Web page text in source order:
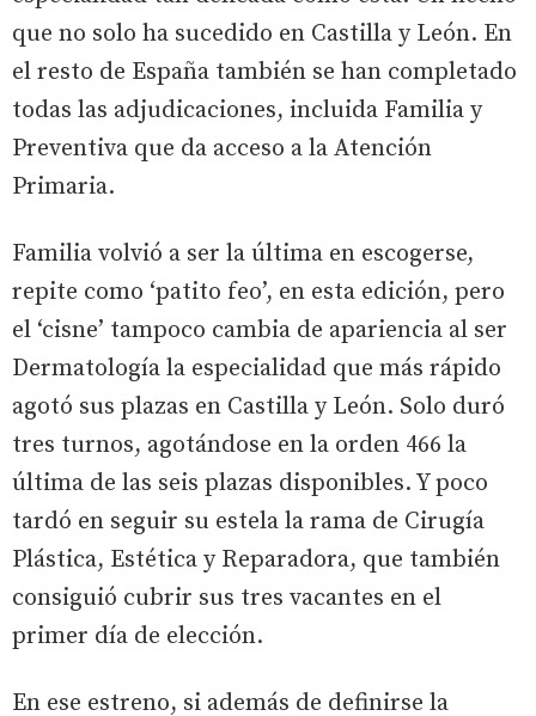
que no solo ha sucedido en Castilla y León. En
el resto de España también se han completado
todas las adjudicaciones, incluida Familia y
Preventiva que da acceso a la Atención
Primaria.
Familia volvió a ser la última en escogerse,
repite como ‘patito feo’, en esta edición, pero
el ‘cisne’ tampoco cambia de apariencia al ser
Dermatología la especialidad que más rápido
agotó sus plazas en Castilla y León. Solo duró
tres turnos, agotándose en la orden 466 la
última de las seis plazas disponibles. Y poco
tardó en seguir su estela la rama de Cirugía
Plástica, Estética y Reparadora, que también
consiguió cubrir sus tres vacantes en el
primer día de elección.
En ese estreno, si además de definirse la